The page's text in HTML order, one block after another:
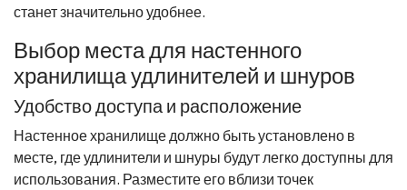
станет значительно удобнее.
Выбор места для настенного
хранилища удлинителей и шнуров
Удобство доступа и расположение
Настенное хранилище должно быть установлено в
месте, где удлинители и шнуры будут легко доступны для
использования. Разместите его вблизи точек